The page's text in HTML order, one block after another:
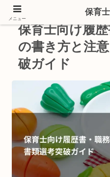
保育士向け履
の書き方と注
破ガイド
メニュー
保育